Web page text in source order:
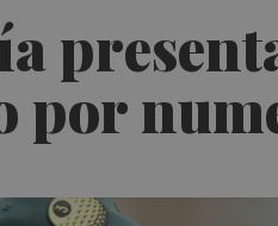
por